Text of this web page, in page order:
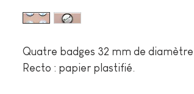
Quatre badges 32 mm de
Recto : papier plastifié.